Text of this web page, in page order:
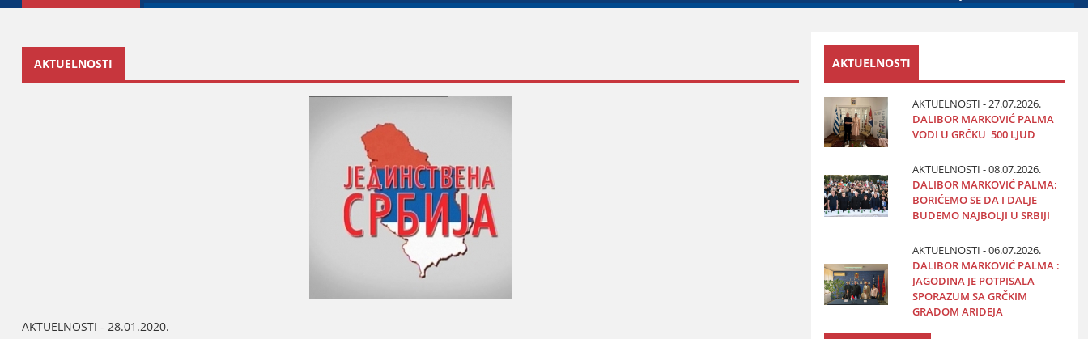
AKTUELNOSTI
AKTUELNOSTI - 28.01.2020.
AKTUELNOSTI
AKTUELNOSTI - 27.07.2026.
DALIBOR MARKOVIĆ PALMA
VODI U GRČKU 500 LJUD
AKTUELNOSTI - 08.07.2026.
DALIBOR MARKOVIĆ PALMA:
BORIĆEMO SE DA I DALJE
BUDEMO NAJBOLJI U SRBIJI
AKTUELNOSTI - 06.07.2026.
DALIBOR MARKOVIĆ PALMA :
JAGODINA JE POTPISALA
SPORAZUM SA GRČKIM
GRADOM ARIDEJA